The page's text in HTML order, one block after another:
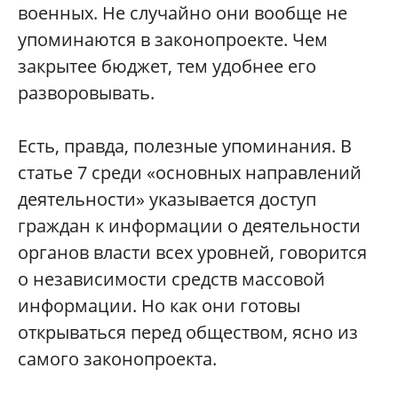
военных. Не случайно они вообще не
упоминаются в законопроекте. Чем
закрытее бюджет, тем удобнее его
разворовывать.
Есть, правда, полезные упоминания. В
статье 7 среди «основных направлений
деятельности» указывается доступ
граждан к информации о деятельности
органов власти всех уровней, говорится
о независимости средств массовой
информации. Но как они готовы
открываться перед обществом, ясно из
самого законопроекта.